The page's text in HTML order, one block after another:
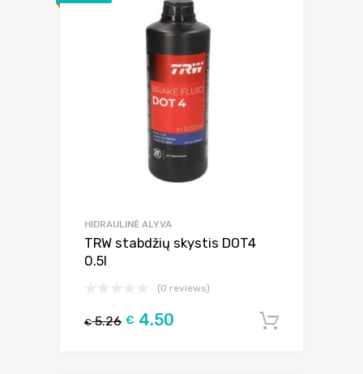
HIDRAULINĖ ALYVA
TRW stabdžių skystis DOT4
0.5l
(0 reviews)
€5.26 € 4.50